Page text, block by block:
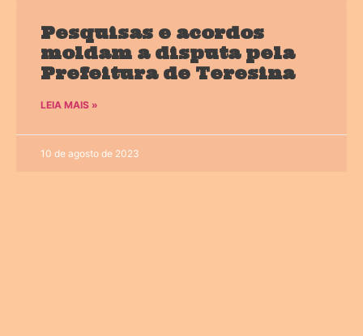
Pesquisas e acordos
moldam a disputa pela
Prefeitura de Teresina
LEIA MAIS »
10 de agosto de 2023